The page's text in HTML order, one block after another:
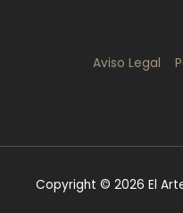
Aviso Legal
Copyright © 2026 El